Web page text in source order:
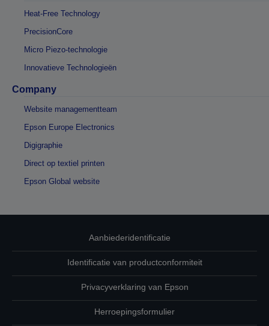
Heat-Free Technology
PrecisionCore
Micro Piezo-technologie
Innovatieve Technologieën
Company
Website managementteam
Epson Europe Electronics
Digigraphie
Direct op textiel printen
Epson Global website
Aanbiederidentificatie
Identificatie van productconformiteit
Privacyverklaring van Epson
Herroepingsformulier